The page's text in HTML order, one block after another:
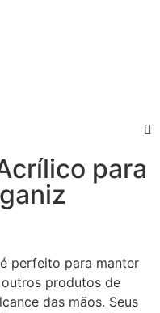
para
perfeito para manter
produtos de
das mãos. Seus